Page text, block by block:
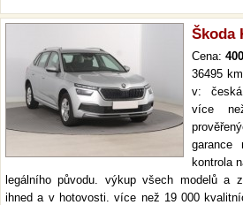
Škoda
Cena:
36495
v:
více
garance
kontrola
legálního původu. výkup všech modelů a
ihned a v hotovosti. více než 19 000